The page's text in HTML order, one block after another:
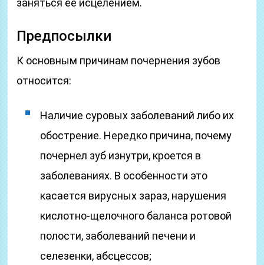
заняться ее исцелением.
Предпосылки
К основным причинам почернения зубов
относится:
Наличие суровых заболеваний либо их
обострение. Нередко причина, почему
почернел зуб изнутри, кроется в
заболеваниях. В особенности это
касается вирусных зараз, нарушения
кислотно-щелочного баланса ротовой
полости, заболеваний печени и
селезенки, абсцессов;